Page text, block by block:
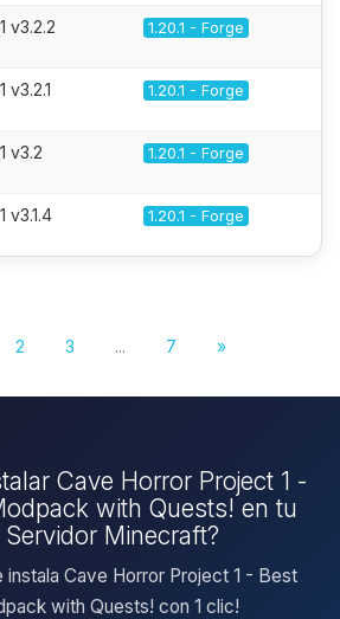
v3.2.2 1.20.1 - Forge
v3.2.1 1.20.1 - Forge
v3.2 1.20.1 - Forge
v3.1.4 1.20.1 - Forge
2 3 ... 7 »
Cave Horror Project 1 -
with Quests! en tu
Minecraft?
instala Cave Horror Project 1 - Best
with Quests! con 1 clic!